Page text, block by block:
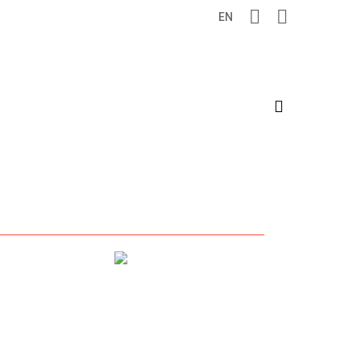
EN